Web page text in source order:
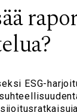
ESG-